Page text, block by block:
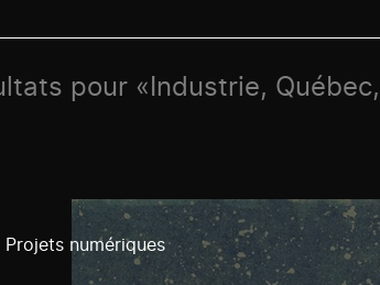
pour «Industrie,
Projets numériques